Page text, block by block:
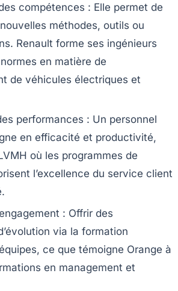
compétences : Elle permet de
méthodes, outils ou
Renault forme ses ingénieurs
en matière de
de véhicules électriques et
performances : Un personnel
en efficacité et productivité,
où les programmes de
l’excellence du service client
: Offrir des
via la formation
ce que témoigne Orange à
en management et